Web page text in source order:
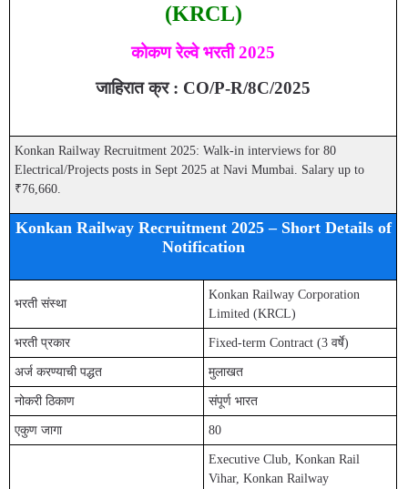
(KRCL)
कोकण रेल्वे भरती 2025
जाहिरात क्र : CO/P-R/8C/2025
Konkan Railway Recruitment 2025: Walk-in interviews for 80
Electrical/Projects posts in Sept 2025 at Navi Mumbai. Salary up to
₹76,660.
Konkan Railway Recruitment 2025 – Short Details of
Notification
भरती संस्था
Konkan Railway Corporation
Limited (KRCL)
भरती प्रकार Fixed-term Contract (3 वर्षे)
अर्ज करण्याची पद्धत मुलाखत
नोकरी ठिकाण संपूर्ण भारत
एकुण जागा 80
Executive Club, Konkan Rail
Vihar, Konkan Railway